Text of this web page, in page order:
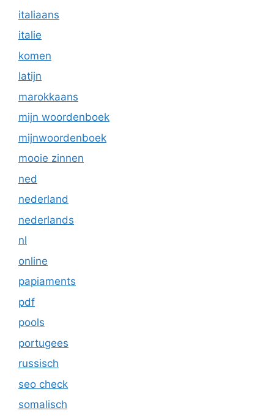
italiaans
italie
komen
latijn
marokkaans
mijn woordenboek
mijnwoordenboek
mooie zinnen
ned
nederland
nederlands
nl
online
papiaments
pdf
pools
portugees
russisch
seo check
somalisch